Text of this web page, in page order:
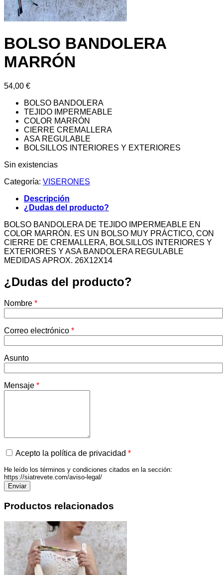
BOLSO BANDOLERA
MARRÓN
54,00 €
BOLSO BANDOLERA
TEJIDO IMPERMEABLE
COLOR MARRÓN
CIERRE CREMALLERA
ASA REGULABLE
BOLSILLOS INTERIORES Y EXTERIORES
Sin existencias
Categoría: VISERONES
Descripción
¿Dudas del producto?
BOLSO BANDOLERA DE TEJIDO IMPERMEABLE EN
COLOR MARRÓN. ES UN BOLSO MUY PRÁCTICO, CON
CIERRE DE CREMALLERA, BOLSILLOS INTERIORES Y
EXTERIORES Y ASA BANDOLERA REGULABLE
MEDIDAS APROX. 26X12X14
¿Dudas del producto?
Nombre *
Correo electrónico *
Asunto
Mensaje *
Acepto la política de privacidad *
He leído los términos y condiciones citados en la sección:
https://siatrevete.com/aviso-legal/
Productos relacionados